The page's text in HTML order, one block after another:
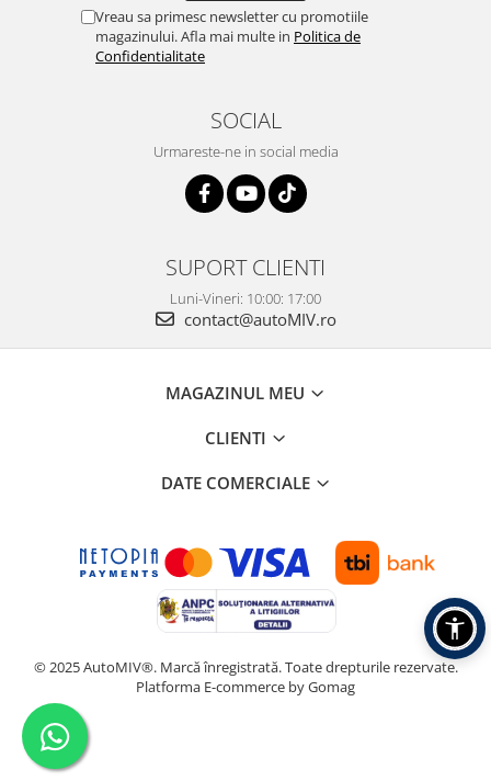
Vreau sa primesc newsletter cu promotiile
magazinului. Afla mai multe in Politica de
Confidentialitate
SOCIAL
Urmareste-ne in social media
SUPORT CLIENTI
Luni-Vineri: 10:00: 17:00
contact@autoMIV.ro
MAGAZINUL MEU
CLIENTI
DATE COMERCIALE
© 2025 AutoMIV®. Marcă înregistrată. Toate drepturile rezervate.
Platforma E-commerce by Gomag